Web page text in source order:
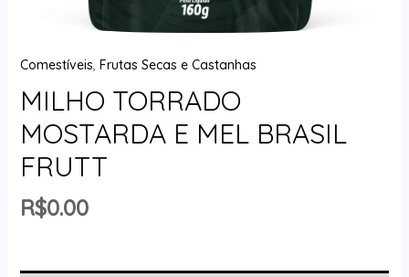
Comestíveis, Frutas Secas e Castanhas
MILHO TORRADO
MOSTARDA E MEL BRASIL
FRUTT
R$0.00